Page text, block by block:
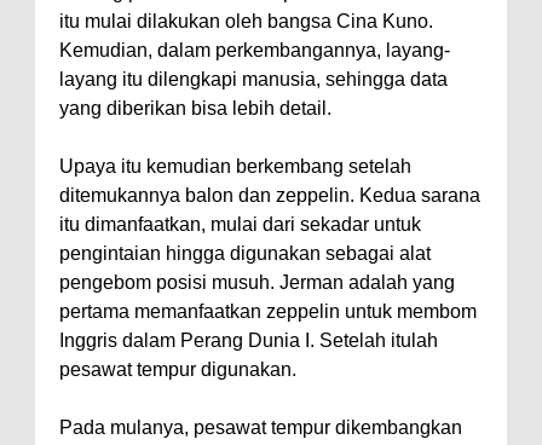
itu mulai dilakukan oleh bangsa Cina Kuno.
Kemudian, dalam perkembangannya, layang-
layang itu dilengkapi manusia, sehingga data
yang diberikan bisa lebih detail.
Upaya itu kemudian berkembang setelah
ditemukannya balon dan zeppelin. Kedua sarana
itu dimanfaatkan, mulai dari sekadar untuk
pengintaian hingga digunakan sebagai alat
pengebom posisi musuh. Jerman adalah yang
pertama memanfaatkan zeppelin untuk membom
Inggris dalam Perang Dunia I. Setelah itulah
pesawat tempur digunakan.
Pada mulanya, pesawat tempur dikembangkan